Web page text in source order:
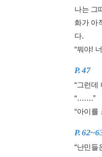
나는 그
화가 아
다.
“뭐야!
P. 47
“그런데
“…….”
“아이를
P.
“난민들